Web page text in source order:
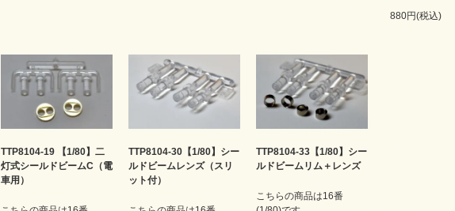
880円(税込)
TTP8104-19 【1/80】二
灯式シールドビームC（電
車用）
TTP8104-30【1/80】シー
ルドビームレンズ（スリ
ット付）
TTP8104-33【1/80】シー
ルドビームリム＋レンズ
こちらの商品は16番